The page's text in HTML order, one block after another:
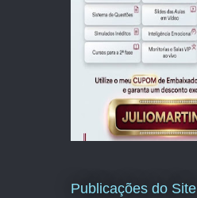
Publicações do Site